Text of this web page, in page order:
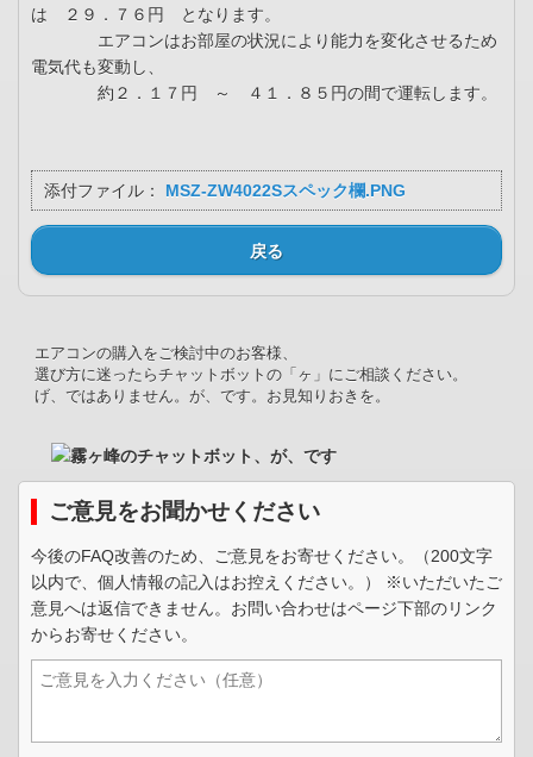
は ２９．７６円 となります。
エアコンはお部屋の状況により能力を変化させるため
電気代も変動し、
約２．１７円 ～ ４１．８５円の間で運転します。
添付ファイル： MSZ-ZW4022Sスペック欄.PNG
戻る
エアコンの購入をご検討中のお客様、
選び方に迷ったらチャットボットの「ヶ」にご相談ください。
げ、ではありません。が、です。お見知りおきを。
ご意見をお聞かせください
今後のFAQ改善のため、ご意見をお寄せください。（200文字
以内で、個人情報の記入はお控えください。） ※いただいたご
意見へは返信できません。お問い合わせはページ下部のリンク
からお寄せください。